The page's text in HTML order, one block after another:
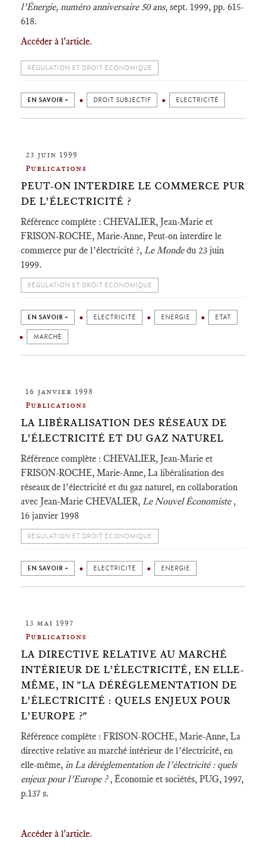
l’Énergie, numéro anniversaire 50 ans, sept. 1999, pp. 615-
618.
Accéder à l'article.
RÉGULATION ET DROIT ÉCONOMIQUE
EN SAVOIR + DROIT SUBJECTIF ELECTRICITÉ
23 juin 1999
Publications
PEUT-ON INTERDIRE LE COMMERCE PUR
DE L’ÉLECTRICITÉ ?
Référence complète : CHEVALIER, Jean-Marie et
FRISON-ROCHE, Marie-Anne, Peut-on interdire le
commerce pur de l’électricité ?, Le Mondedu 23 juin
1999.
RÉGULATION ET DROIT ÉCONOMIQUE
EN SAVOIR + ELECTRICITÉ ENERGIE ETAT
MARCHÉ
16 janvier 1998
Publications
LA LIBÉRALISATION DES RÉSEAUX DE
L’ÉLECTRICITÉ ET DU GAZ NATUREL
Référence complète : CHEVALIER, Jean-Marie et
FRISON-ROCHE, Marie-Anne, La libéralisation des
réseaux de l’électricité et du gaz naturel, en collaboration
avec Jean-Marie CHEVALIER, Le Nouvel Économiste,
16 janvier 1998
RÉGULATION ET DROIT ÉCONOMIQUE
EN SAVOIR + ELECTRICITÉ ENERGIE
13 mai 1997
Publications
LA DIRECTIVE RELATIVE AU MARCHÉ
INTÉRIEUR DE L’ÉLECTRICITÉ, EN ELLE-
MÊME, IN "LA DÉRÉGLEMENTATION DE
L’ÉLECTRICITÉ : QUELS ENJEUX POUR
L’EUROPE ?"
Référence complète : FRISON-ROCHE, Marie-Anne, La
directive relative au marché intérieur de l’électricité, en
elle-même, in La déréglementation de l’électricité : quels
enjeux pour l’Europe ?, Économie et sociétés, PUG, 1997,
p.137 s.
Accéder à l'article.